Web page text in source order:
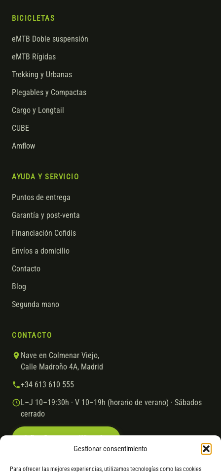
Gestionar consentimiento
Para ofrecer las mejores experiencias, utilizamos tecnologías como las cookies
BICICLETAS
eMTB Doble suspensión
eMTB Rígidas
Trekking y Urbanas
Plegables y Compactas
Cargo y Longtail
CUBE
Amflow
AYUDA Y SERVICIO
Puntos de entrega
Garantía y post-venta
Financiación Cofidis
Envíos a domicilio
Contacto
Blog
Segunda mano
CONTACTO
Nave en Colmenar Viejo,
Calle Madroño 4A, Madrid
+34 613 610 555
L–J 10–19:30h · V 10–19h (horario de verano) · Sábados
cerrado